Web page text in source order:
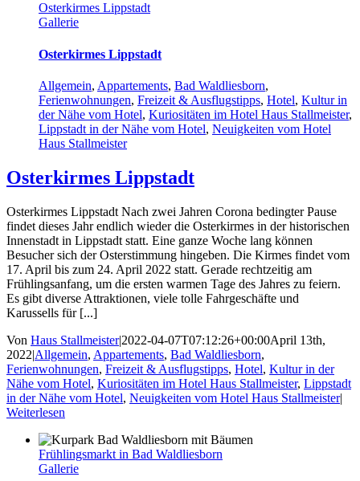
Osterkirmes Lippstadt
Gallerie
Osterkirmes Lippstadt
Allgemein, Appartements, Bad Waldliesborn,
Ferienwohnungen, Freizeit & Ausflugstipps, Hotel, Kultur in
der Nähe vom Hotel, Kuriositäten im Hotel Haus Stallmeister,
Lippstadt in der Nähe vom Hotel, Neuigkeiten vom Hotel
Haus Stallmeister
Osterkirmes Lippstadt
Osterkirmes Lippstadt Nach zwei Jahren Corona bedingter Pause
findet dieses Jahr endlich wieder die Osterkirmes in der historischen
Innenstadt in Lippstadt statt. Eine ganze Woche lang können
Besucher sich der Osterstimmung hingeben. Die Kirmes findet vom
17. April bis zum 24. April 2022 statt. Gerade rechtzeitig am
Frühlingsanfang, um die ersten warmen Tage des Jahres zu feiern.
Es gibt diverse Attraktionen, viele tolle Fahrgeschäfte und
Karussells für [...]
Von Haus Stallmeister|2022-04-07T07:12:26+00:00April 13th,
2022|Allgemein, Appartements, Bad Waldliesborn,
Ferienwohnungen, Freizeit & Ausflugstipps, Hotel, Kultur in der
Nähe vom Hotel, Kuriositäten im Hotel Haus Stallmeister, Lippstadt
in der Nähe vom Hotel, Neuigkeiten vom Hotel Haus Stallmeister|
Weiterlesen
Frühlingsmarkt in Bad Waldliesborn
Gallerie